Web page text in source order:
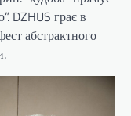
DZHUS грає в
абстрактного